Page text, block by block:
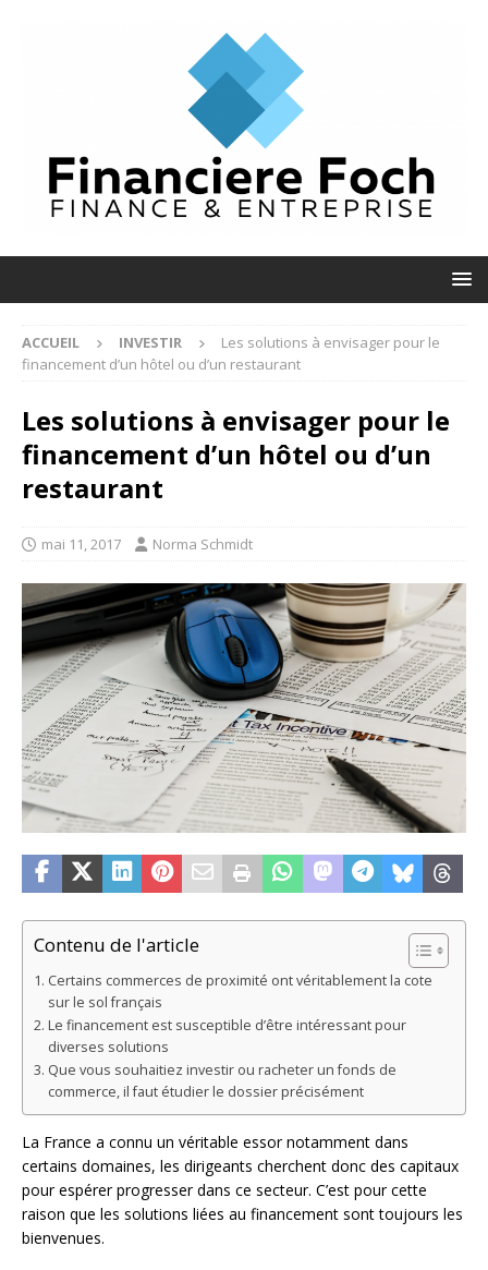
ACCUEIL INVESTIR
Les solutions à envisager pour le
financement d’un hôtel ou d’un restaurant
Les solutions à envisager pour le
financement d’un hôtel ou d’un
restaurant
mai 11, 2017 Norma Schmidt
Contenu de l'article
Certains commerces de proximité ont véritablement la cote
sur le sol français
Le financement est susceptible d’être intéressant pour
diverses solutions
Que vous souhaitiez investir ou racheter un fonds de
commerce, il faut étudier le dossier précisément
La France a connu un véritable essor notamment dans
certains domaines, les dirigeants cherchent donc des capitaux
pour espérer progresser dans ce secteur. C’est pour cette
raison que les solutions liées au financement sont toujours les
bienvenues.